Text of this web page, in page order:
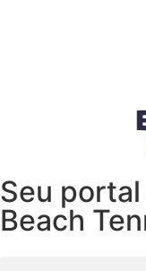
Seu
Beach